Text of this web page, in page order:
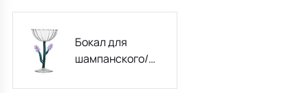
Бокал для
шампанского/